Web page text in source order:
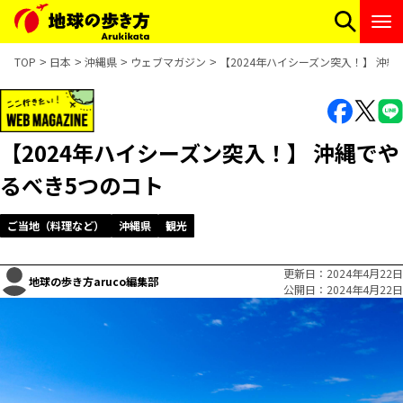
TOP 日本 沖縄県 ウェブマガジン 【2024年ハイシーズン突入！】 沖
【2024年ハイシーズン突入！】 沖縄でや
るべき5つのコト
ご当地（料理など） 沖縄県 観光
地球の歩き方aruco編集部
更新日
2024年4月22日
公開日
2024年4月22日